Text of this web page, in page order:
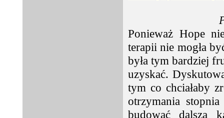
Ponieważ Hope
terapii nie mogła
była tym bardziej
uzyskać.
tym co chciałaby
otrzymania
budować dalszą